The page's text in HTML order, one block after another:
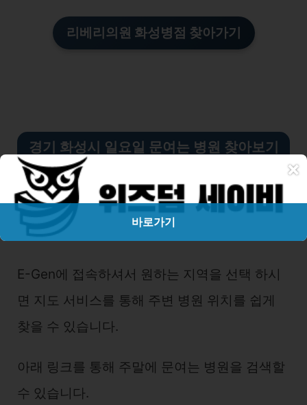
리베리의원 화성병점 찾아가기
경기 화성시 일요일 문여는 병원 찾아보기
주말/일요일/공휴일 문여는 방법을 찾아보는 가
장 쉬운 방법은 응급의료포털 사이트에 접속 하
는 방법입니다.
E-Gen에 접속하셔서 원하는 지역을 선택 하시
면 지도 서비스를 통해 주변 병원 위치를 쉽게
찾을 수 있습니다.
아래 링크를 통해 주말에 문여는 병원을 검색할
수 있습니다.
×
바로가기